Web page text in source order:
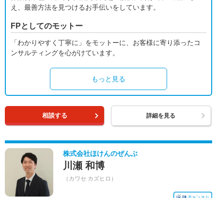
え、最善方法を見つけるお手伝いをしています。
FPとしてのモットー
「わかりやすく丁寧に」をモットーに、お客様に寄り添ったコ
ンサルティングを心がけています。
もっと見る
相談する 詳細を見る
株式会社ほけんのぜんぶ
川瀬 和博
（カワセ カズヒロ）